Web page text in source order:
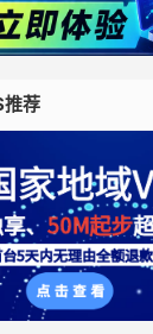
推荐